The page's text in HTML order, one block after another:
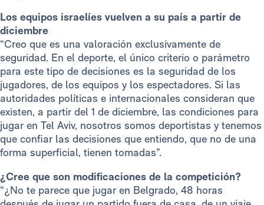
Los equipos israelíes vuelven a su país a partir de
diciembre
“Creo que es una valoración exclusivamente de
seguridad. En el deporte, el único criterio o parámetro
para este tipo de decisiones es la seguridad de los
jugadores, de los equipos y los espectadores. Si las
autoridades políticas e internacionales consideran que
existen, a partir del 1 de diciembre, las condiciones para
jugar en Tel Aviv, nosotros somos deportistas y tenemos
que confiar las decisiones que entiendo, que no de una
forma superficial, tienen tomadas”.
¿Cree que son modificaciones de la competición?
“¿No te parece que jugar en Belgrado, 48 horas